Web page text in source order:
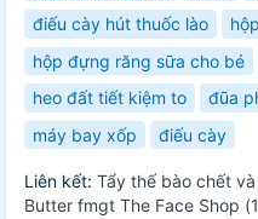
điếu cày hút thuốc lào
hộp đựng răng sữa cho bé
heo đất tiết kiệm to
đũa
máy bay xốp
điếu cày
Liên kết: Tẩy thế bào chết
Butter fmgt The Face Shop